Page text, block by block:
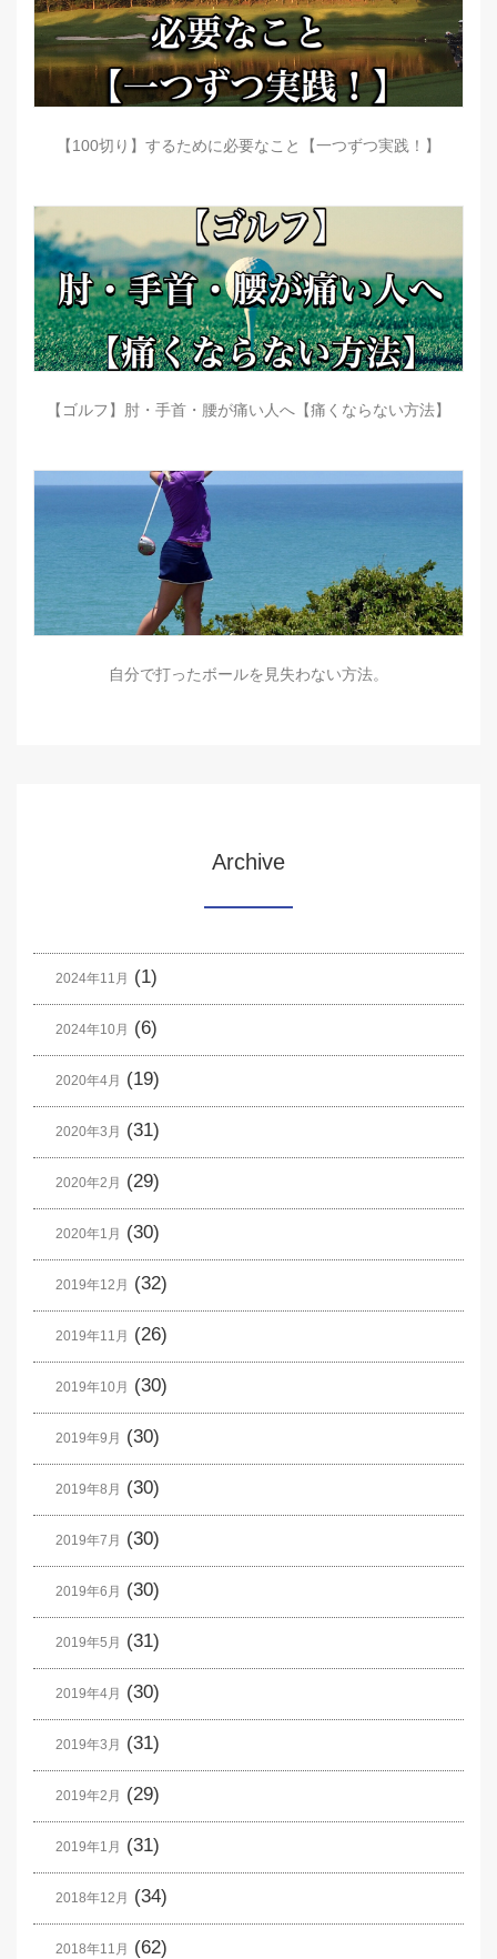
【100切り】するために必要なこと【一つずつ実践！】
【ゴルフ】肘・手首・腰が痛い人へ【痛くならない方法】
自分で打ったボールを見失わない方法。
Archive
2024年11月 (1)
2024年10月 (6)
2020年4月 (19)
2020年3月 (31)
2020年2月 (29)
2020年1月 (30)
2019年12月 (32)
2019年11月 (26)
2019年10月 (30)
2019年9月 (30)
2019年8月 (30)
2019年7月 (30)
2019年6月 (30)
2019年5月 (31)
2019年4月 (30)
2019年3月 (31)
2019年2月 (29)
2019年1月 (31)
2018年12月 (34)
2018年11月 (62)